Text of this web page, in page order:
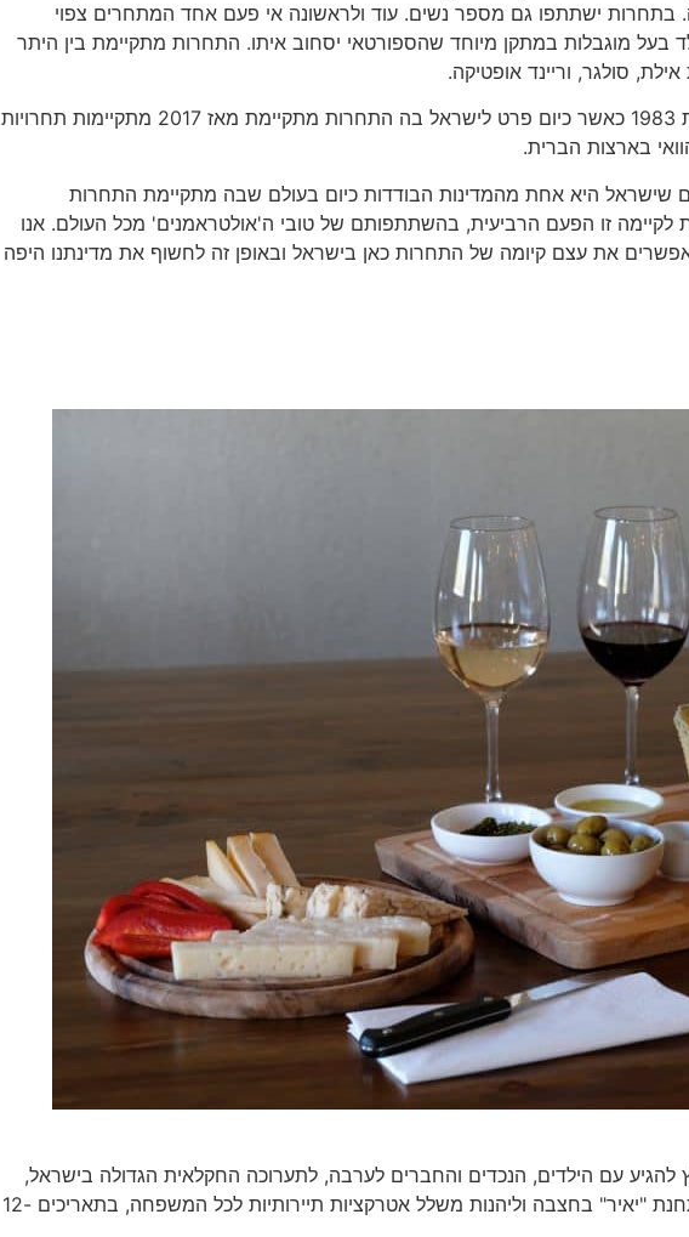
בתחרות ישתתפו גם מספר נשים. עוד ולראשונה אי פעם אחד המתחרים צפוי
מוגבלות במתקן מיוחד שהספורטאי יסחוב איתו. התחרות מתקיימת בין היתר
תחרות האולטרמן הראשונה נערכה בהוואי בשנת 1983 כאשר כיום פרט לישראל בה התחרות מתקיימת מאז 2017 מתקיימות תחרויות
בארצות הברית.
שישראל היא אחת מהמדינות הבודדות כיום בעולם שבה מתקיימת התחרות
לקיימה זו הפעם הרביעית, בהשתתפותם של טובי ה'אולטראמנים' מכל העולם. אנו
את עצם קיומה של התחרות כאן בישראל ובאופן זה לחשוף את מדינתנו היפה
עם הילדים, הנכדים והחברים לערבה, לתערוכה החקלאית הגדולה בישראל,
במו"פ (מחקר ופיתוח) ערבה תיכונה וצפונית בתחנת "יאיר" בחצבה וליהנות משלל אטרקציות תיירותיות לכל המשפחה, בתאריכים 12-